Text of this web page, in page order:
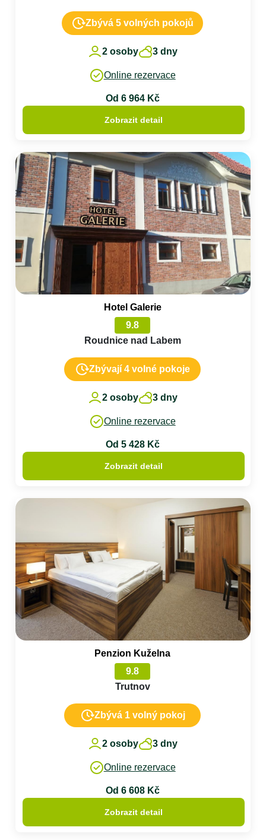
Zbývá 5 volných pokojů
2 osoby 3 dny
Online rezervace
Od 6 964 Kč
Zobrazit detail
Hotel Galerie
9.8
Roudnice nad Labem
Zbývají 4 volné pokoje
2 osoby 3 dny
Online rezervace
Od 5 428 Kč
Zobrazit detail
Penzion Kuželna
9.8
Trutnov
Zbývá 1 volný pokoj
2 osoby 3 dny
Online rezervace
Od 6 608 Kč
Zobrazit detail